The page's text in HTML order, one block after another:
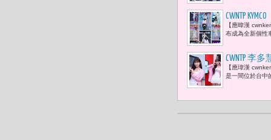
CWNTP
【應暐漢
布成為全新個性
CWNTP 李
【應瑋漢
是一間位於台中